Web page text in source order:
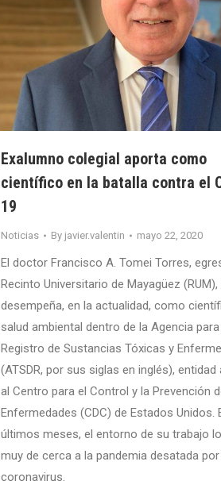
Exalumno colegial aporta como
científico en la batalla contra el
19
Noticias By javier.valentin mayo 22, 2020
El doctor Francisco A. Tomei Torres,
Recinto Universitario de Mayagüez (RUM),
desempeña, en la actualidad, como
salud ambiental dentro de la Agencia para
Registro de Sustancias Tóxicas y
(ATSDR, por sus siglas en inglés),
al Centro para el Control y la Prevención
Enfermedades (CDC) de Estados Unidos.
últimos meses, el entorno de su trabajo
muy de cerca a la pandemia desatada por
coronavirus.